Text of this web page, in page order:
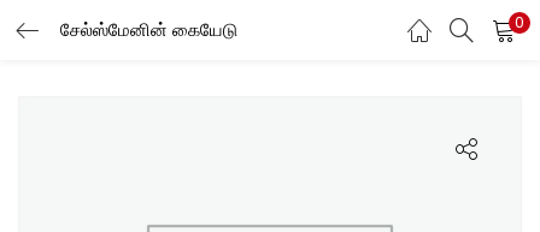
சேல்ஸ்மேனின் கையேடு 0
LOGIN